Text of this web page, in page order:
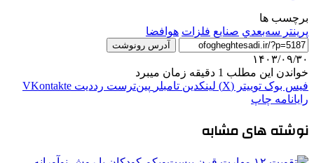
برچسب ها
پرينتر سه‌بعدي صنايع فلزات هوافضا
آدرس رونوشت
۱۴۰۳/۰۹/۳۰
خواندن این مطلب 1 دقیقه زمان میبرد
فیس بوک توییتر (X) لینکدین ‫تامبلر ‫پین‌ترست ‫رددیت ‫VKontakte
رایانامه چاپ
نوشته های مشابه